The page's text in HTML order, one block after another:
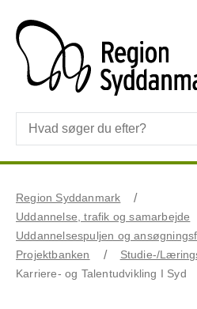
Region Syddanmark
Uddannelse, trafik og samarbejde
Uddannelsespuljen og
Projektbanken
Studie-/
Karriere- og Talentudvikling I Syd